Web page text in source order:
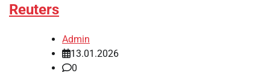
Reuters
Admin
13.01.2026
0